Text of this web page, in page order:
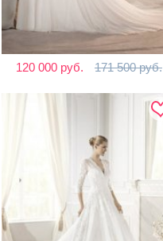
120 000 руб. 171 500 руб.